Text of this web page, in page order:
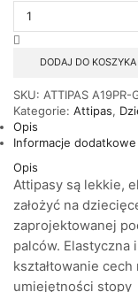
ATTIPAS
PRINCESS
A19PR-
DODAJ DO KOSZYKA
SKU: ATTIPAS A19PR-
Kategorie: Attipas,
Opis
Informacje dodatkowe
Opis
Attipasy są lekkie,
założyć na
zaprojektowanej
palców.
kształtowanie
umiejętności stopy